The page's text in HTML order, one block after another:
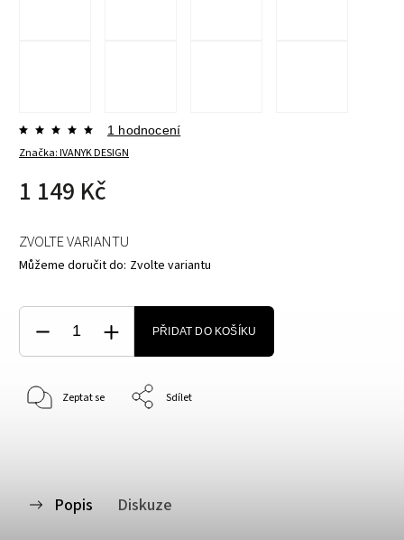
Značka:IVANYK DESIGN
1 hodnocení
1 149 Kč
ZVOLTE VARIANTU
Můžeme doručit do: Zvolte variantu
PŘIDAT DO KOŠÍKU
Zeptat se Sdílet
Popis Diskuze